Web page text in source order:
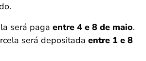
será paga entre 4 e 8 de maio.
será depositada entre 1 e 8